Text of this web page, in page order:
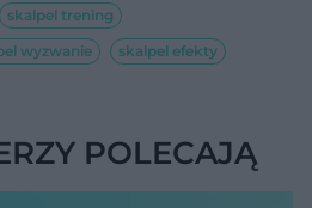
skalpel trening
wyzwanie
skalpel efekty
POLECAJĄ